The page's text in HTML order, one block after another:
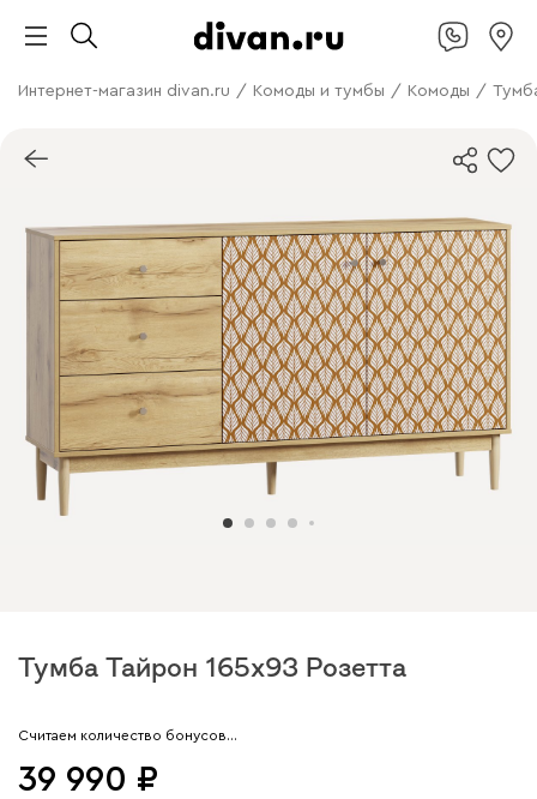
Интернет-магазин divan.ru / Комоды и тумбы / Комоды /
Тумба Тайрон 165x93 Розетта
Арт. 205092
Считаем количество бонусов…
39 990